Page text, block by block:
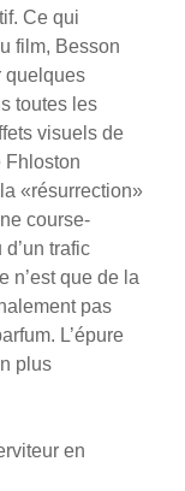
Ce qui
film, Besson
quelques
toutes les
visuels de
Fhloston
«résurrection»
course-
trafic
n’est que de la
pas
L’épure
plus
en